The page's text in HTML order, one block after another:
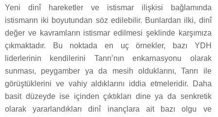
Yeni dinî hareketler ve istismar ilişkisi bağlamında
istismarın iki boyutundan söz edilebilir. Bunlardan ilki, dinî
değer ve kavramların istismar edilmesi şeklinde karşımıza
çıkmaktadır. Bu noktada en uç örnekler, bazı YDH
liderlerinin kendilerini Tanrı’nın enkarnasyonu olarak
sunması, peygamber ya da mesih olduklarını, Tanrı ile
görüştüklerini ve vahiy aldıklarını iddia etmeleridir. Daha
basit düzeyde ise içinden çıktıkları dine ya da senkretik
olarak yararlandıkları dinî inançlara ait bazı olgu ve